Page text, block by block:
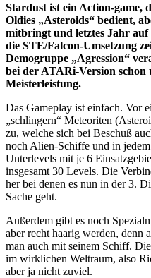
Stardust ist ein Action-game,
Oldies „Asteroids“ bedient,
mitbringt und letztes Jahr
die STE/Falcon-Umsetzung
Demogruppe „Agression“
bei der ATARi-Version schon
Meisterleistung.
Das Gameplay ist einfach. Vor
„schlingern“ Meteoriten
zu, welche sich bei Beschuß
noch Alien-Schiffe und in
Unterlevels mit je 6
insgesamt 30 Levels. Die
her bei denen es nun in der 3.
Sache geht.
Außerdem gibt es noch
aber recht haarig werden, denn
man auch mit seinem Schiff.
im wirklichen Weltraum, also
aber ja nicht zuviel.